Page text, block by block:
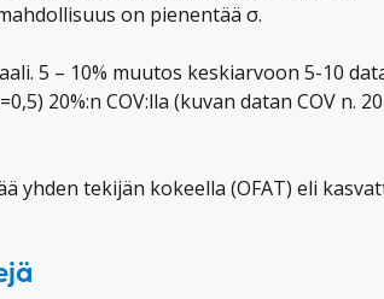
on pienentää σ.
5 – 10% muutos keskiarvoon 5-10
20%:n COV:lla (kuvan datan COV n. 20
yhden tekijän kokeella (OFAT) eli